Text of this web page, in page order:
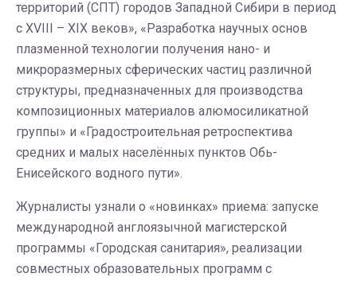
территорий (СПТ) городов Западной Сибири в период
с XVIII – ХIX веков», «Разработка научных основ
плазменной технологии получения нано- и
микроразмерных сферических частиц различной
структуры, предназначенных для производства
композиционных материалов алюмосиликатной
группы» и «Градостроительная ретроспектива
средних и малых населённых пунктов Обь-
Енисейского водного пути».
Журналисты узнали о «новинках» приема: запуске
международной англоязычной магистерской
программы «Городская санитария», реализации
совместных образовательных программ с